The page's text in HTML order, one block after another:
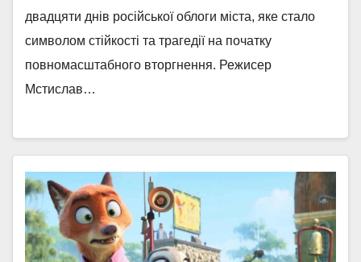
двадцяти днів російської облоги міста, яке стало
символом стійкості та трагедії на початку
повномасштабного вторгнення. Режисер
Мстислав…